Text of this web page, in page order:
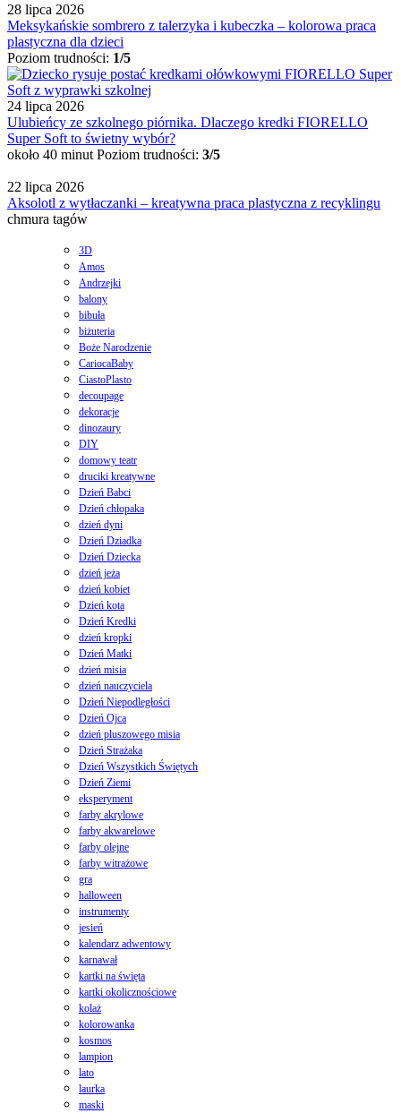
28 lipca 2026
Meksykańskie sombrero z talerzyka i kubeczka – kolorowa praca
plastyczna dla dzieci
Poziom trudności: 1/5
24 lipca 2026
Ulubieńcy ze szkolnego piórnika. Dlaczego kredki FIORELLO
Super Soft to świetny wybór?
około 40 minut Poziom trudności: 3/5
22 lipca 2026
Aksolotl z wytłaczanki – kreatywna praca plastyczna z recyklingu
chmura tagów
3D
Amos
Andrzejki
balony
bibuła
biżuteria
Boże Narodzenie
CariocaBaby
CiastoPlasto
decoupage
dekoracje
dinozaury
DIY
domowy teatr
druciki kreatywne
Dzień Babci
Dzień chłopaka
dzień dyni
Dzień Dziadka
Dzień Dziecka
dzień jeża
dzień kobiet
Dzień kota
Dzień Kredki
dzień kropki
Dzień Matki
dzień misia
dzień nauczyciela
Dzień Niepodległości
Dzień Ojca
dzień pluszowego misia
Dzień Strażaka
Dzień Wszystkich Świętych
Dzień Ziemi
eksperyment
farby akrylowe
farby akwarelowe
farby olejne
farby witrażowe
gra
halloween
instrumenty
jesień
kalendarz adwentowy
karnawał
kartki na święta
kartki okolicznościowe
kolaż
kolorowanka
kosmos
lampion
lato
laurka
maski